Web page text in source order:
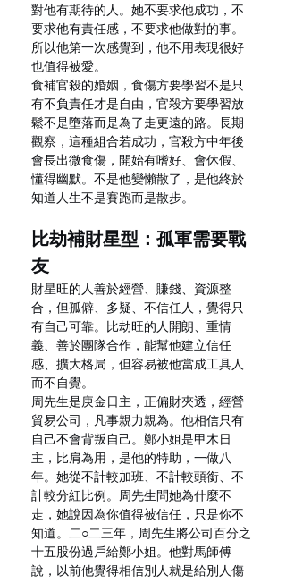
對他有期待的人。她不要求他成功，不
要求他有責任感，不要求他做對的事。
所以他第一次感覺到，他不用表現很好
也值得被愛。
食補官殺的婚姻，食傷方要學習不是只
有不負責任才是自由，官殺方要學習放
鬆不是墮落而是為了走更遠的路。長期
觀察，這種組合若成功，官殺方中年後
會長出微食傷，開始有嗜好、會休假、
懂得幽默。不是他變懶散了，是他終於
知道人生不是賽跑而是散步。
比劫補財星型：孤軍需要戰
友
財星旺的人善於經營、賺錢、資源整
合，但孤僻、多疑、不信任人，覺得只
有自己可靠。比劫旺的人開朗、重情
義、善於團隊合作，能幫他建立信任
感、擴大格局，但容易被他當成工具人
而不自覺。
周先生是庚金日主，正偏財夾透，經營
貿易公司，凡事親力親為。他相信只有
自己不會背叛自己。鄭小姐是甲木日
主，比肩為用，是他的特助，一做八
年。她從不計較加班、不計較頭銜、不
計較分紅比例。周先生問她為什麼不
走，她說因為你值得被信任，只是你不
知道。二○二三年，周先生將公司百分之
十五股份過戶給鄭小姐。他對馬師傅
說，以前他覺得相信別人就是給別人傷